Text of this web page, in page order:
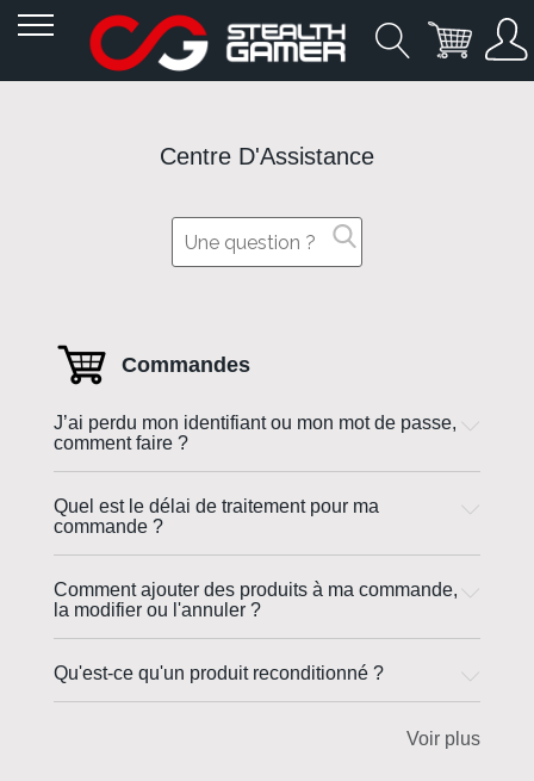
Centre D'Assistance
Commandes
J’ai perdu mon identifiant ou mon mot de passe,
comment faire ?
Quel est le délai de traitement pour ma
commande ?
Comment ajouter des produits à ma commande,
la modifier ou l'annuler ?
Qu'est-ce qu'un produit reconditionné ?
Voir plus